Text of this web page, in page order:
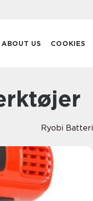
ABOUT US COOKIES
Ryobi Batteri